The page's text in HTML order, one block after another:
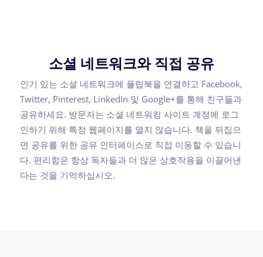
소셜 네트워크와 직접 공유
인기 있는 소셜 네트워크에 플립북을 연결하고 Facebook,
Twitter, Pinterest, LinkedIn 및 Google+를 통해 친구들과
공유하세요. 방문자는 소셜 네트워킹 사이트 계정에 로그
인하기 위해 특정 웹페이지를 열지 않습니다. 책을 뒤집으
면 공유를 위한 공유 인터페이스로 직접 이동할 수 있습니
다. 편리함은 항상 독자들과 더 많은 상호작용을 이끌어낸
다는 것을 기억하십시오.